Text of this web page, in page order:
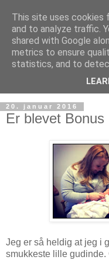
20. januar 2016
Er blevet Bonus
Jeg er så heldig at jeg i
smukkeste lille gudinde.
This site uses cookies
and to analyze traffic.
shared with Google
metrics to ensure
statistics, and to